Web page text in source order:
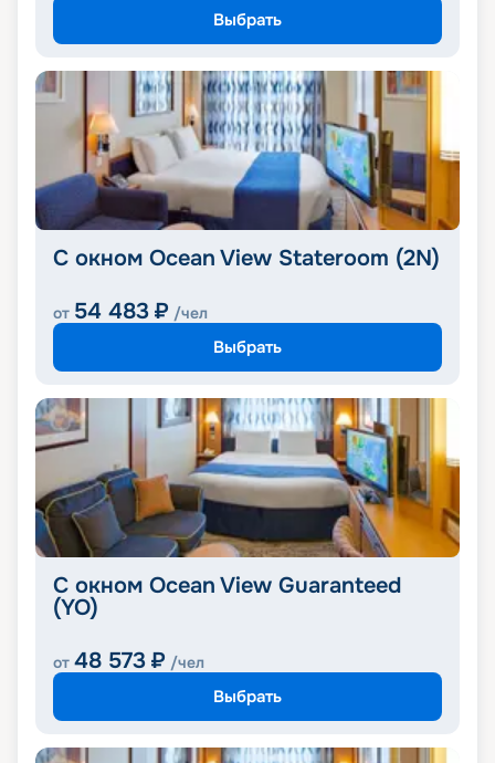
Выбрать
С окном Ocean View Stateroom (2N)
от 54 483 ₽ /чел
Выбрать
С окном Ocean View Guaranteed
(YO)
от 48 573 ₽ /чел
Выбрать